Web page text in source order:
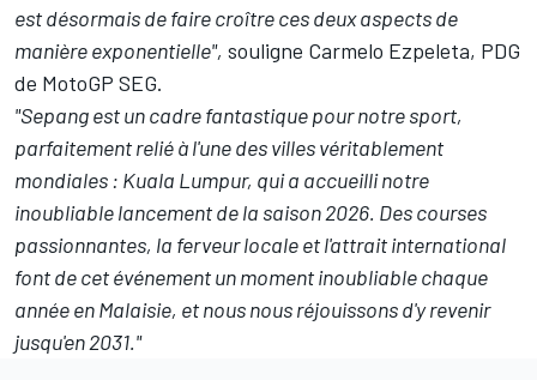
est désormais de faire croître ces deux aspects de
manière exponentielle", souligne Carmelo Ezpeleta, PDG
de MotoGP SEG.
"Sepang est un cadre fantastique pour notre sport,
parfaitement relié à l'une des villes véritablement
mondiales : Kuala Lumpur, qui a accueilli notre
inoubliable lancement de la saison 2026. Des courses
passionnantes, la ferveur locale et l'attrait international
font de cet événement un moment inoubliable chaque
année en Malaisie, et nous nous réjouissons d'y revenir
jusqu'en 2031."